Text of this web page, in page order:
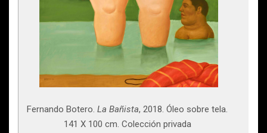
Fernando Botero. La Bañista, 2018. Óleo sobre tela.
141 X 100 cm. Colección privada